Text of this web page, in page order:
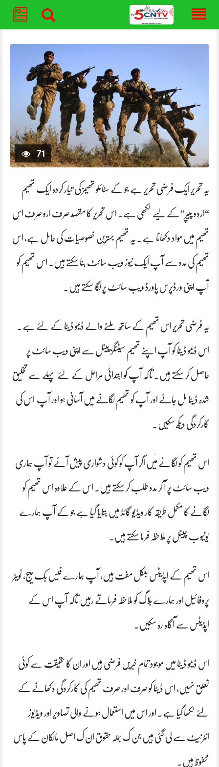
content
71
یہ تحریر ایک فرضی تحریر ہے جو کے سٹائلو تھیمز کی تیار کردہ ایک تھیم
“اردو پیپر” کے لیے لکھی ہے۔ اس تحریر کا مقصد صرف ارو صرف اس
تھیم میں مواد دکھانا ہے۔ یہ تھیم بہترین خصوصیات کی حامل ہے، اس
تھیم کی مدد سے آپ ایک نیوز ویب سائٹ بنا سکتے ہیں۔ اس تھیم کو
آپ اپنی ورڈپرس پاورڈ ویب سائٹ پر لگا سکتے ہیں۔
یہ فرضی تحریر اس تھیم کے ساتھ ملنے والے ڈیمو ڈیٹا کے لئے ہے۔
اس ڈیمو ڈیٹا کو آپ اپنے تھیم سیٹنگز پینل سے اپنی ویب سائٹ پر
حاصل کر سکتے ہیں۔ تاکہ آپ کو ابتدائی مراحل کے لئے پہلے سے تخلیق
شدہ ڈیٹا مل جائے اور آپ کو تھیم لگانے میں آسانی ہو اور آپ اس کی
کارکردگی دیکھ سکیں۔
اس تھیم کو لگانے مٰیں اگر آپ کو کوئی دشواری پیش آئے تو آپ ہماری
ویب سائٹ پر آ کر مدد طلب کر سکتے ہیں۔ اس کے علاوہ اس تھیم کو
لگانے کا مکمل طریقہ کار ویڈیو گائڈ میں بتایا گیا ہے جو کے آپ ہمارے
یوٹیوب چینل پر ملاحظہ فرما سکتے ہیں۔
اس تھیم کے اپڈیٹس بلکل مفت ہیں، آپ ہمارے فیس بک پیج، ٹویٹر
پروفائیل اور ہمارے بلاگ کو ملاحظہ فرماتے رہیں تاکہ آپ اس کے
اپڈیٹس سے آگاہ رہ سکیں۔
اس ڈیمو ڈیٹا میں موجود تمام خبریں فرضی ہیں اور ان کا حقیقت سے کوئی
تعلق نہیں، اس ڈیٹا کو صرف اور صرف تھیم کی کارکردگی دکھانے کے
لئے لکھا گیا ہے۔ اور اس میں استعمال ہونے والی تصاویر اور ویڈیوز
انٹرنیٹ سے لی گئی ہیں جن ک جملہ حقوق ان ک اصل مالکان کے پاس
محفوظ ہیں۔